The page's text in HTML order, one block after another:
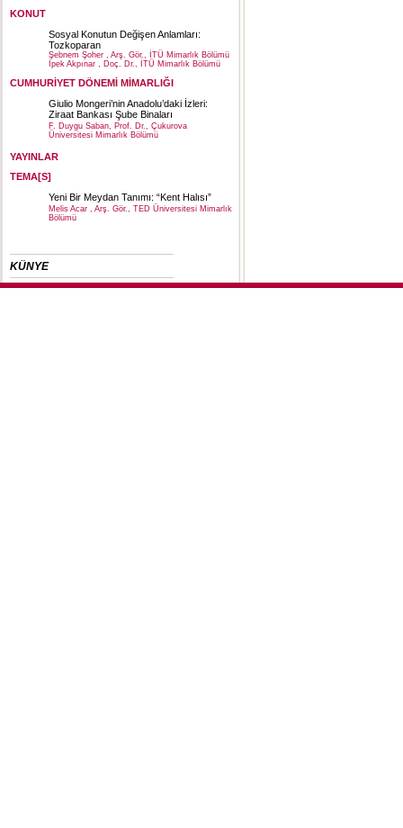
KONUT
Sosyal Konutun Değişen Anlamları:
Tozkoparan
Şebnem Şoher , Arş. Gör., İTÜ Mimarlık Bölümü
İpek Akpınar , Doç. Dr., İTÜ Mimarlık Bölümü
CUMHURİYET DÖNEMİ MİMARLIĞI
Giulio Mongeri’nin Anadolu’daki İzleri:
Ziraat Bankası Şube Binaları
F. Duygu Saban, Prof. Dr., Çukurova
Üniversitesi Mimarlık Bölümü
YAYINLAR
TEMA[S]
Yeni Bir Meydan Tanımı: “Kent Halısı”
Melis Acar , Arş. Gör., TED Üniversitesi Mimarlık
Bölümü
KÜNYE